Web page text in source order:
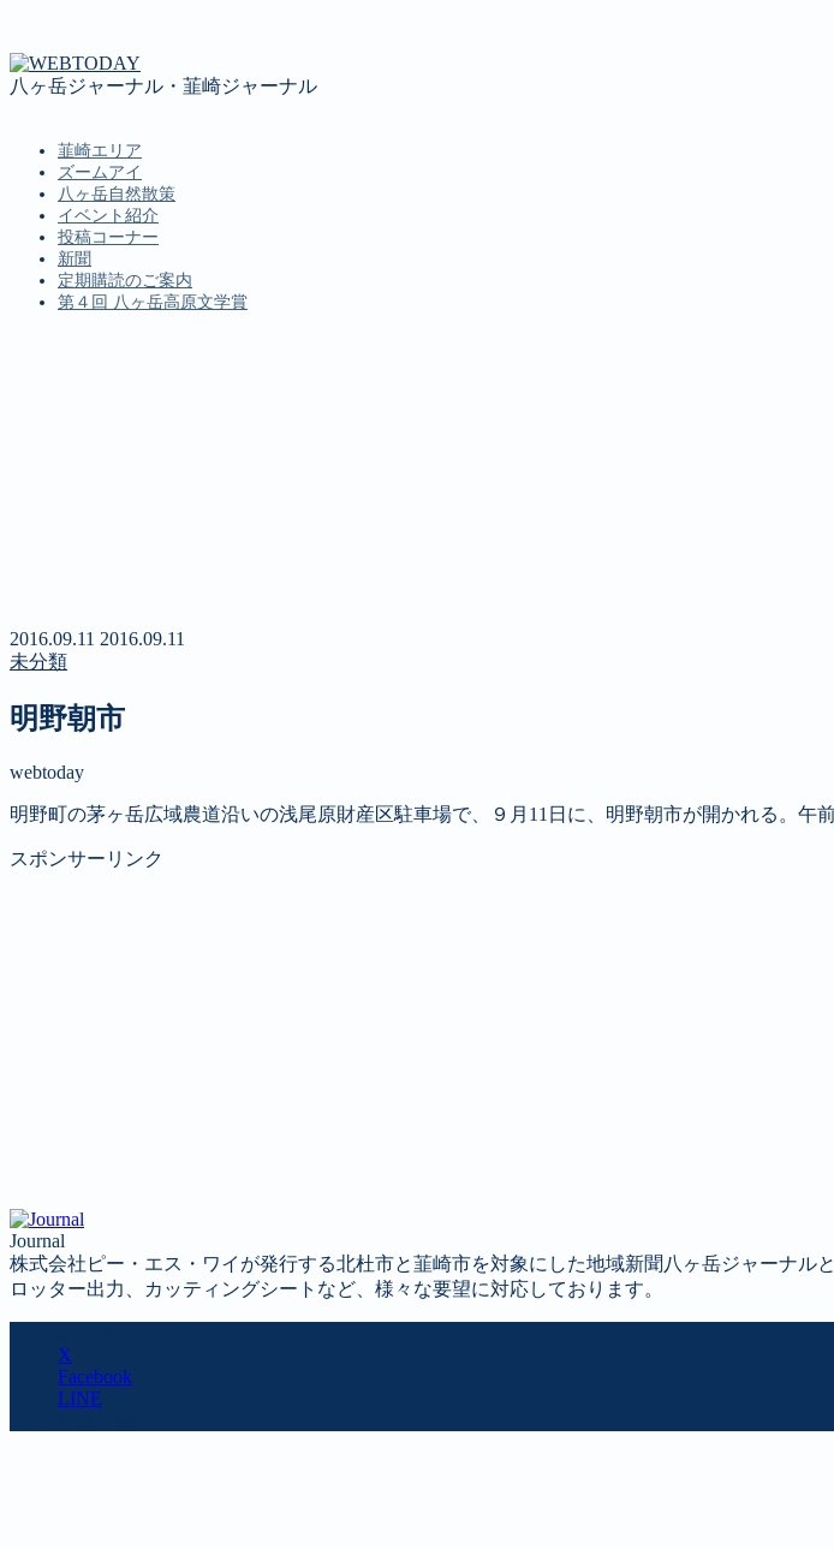
八ヶ岳ジャーナル・韮崎ジャーナル
韮崎エリア
ズームアイ
八ヶ岳自然散策
イベント紹介
投稿コーナー
新聞
定期購読のご案内
第４回 八ヶ岳高原文学賞
2016.09.11 2016.09.11
未分類
明野朝市
webtoday
明野町の茅ヶ岳広域農道沿いの浅尾原財産区駐車場で、９月11日に、明野朝市が開かれる。午
スポンサーリンク
Journal
株式会社ピー・エス・ワイが発行する北杜市と韮崎市を対象にした地域新聞八ヶ岳ジャーナ
ロッター出力、カッティングシートなど、様々な要望に対応しております。
X
Facebook
LINE